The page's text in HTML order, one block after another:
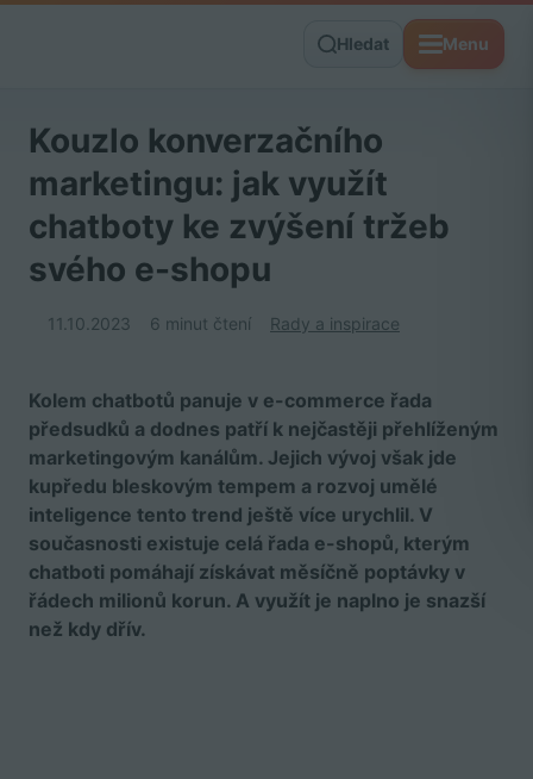
Hledat Menu
Kouzlo konverzačního
marketingu: jak využít
chatboty ke zvýšení tržeb
svého e-shopu
11.10.2023 6 minut čtení Rady a inspirace
Kolem chatbotů panuje v e-commerce řada
předsudků a dodnes patří k nejčastěji přehlíženým
marketingovým kanálům. Jejich vývoj však jde
kupředu bleskovým tempem a rozvoj umělé
inteligence tento trend ještě více urychlil. V
současnosti existuje celá řada e-shopů, kterým
chatboti pomáhají získávat měsíčně poptávky v
řádech milionů korun. A využít je naplno je snazší
než kdy dřív.